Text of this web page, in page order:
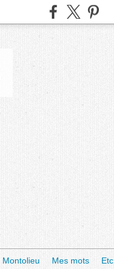
Montolieu Mes mots Etc.